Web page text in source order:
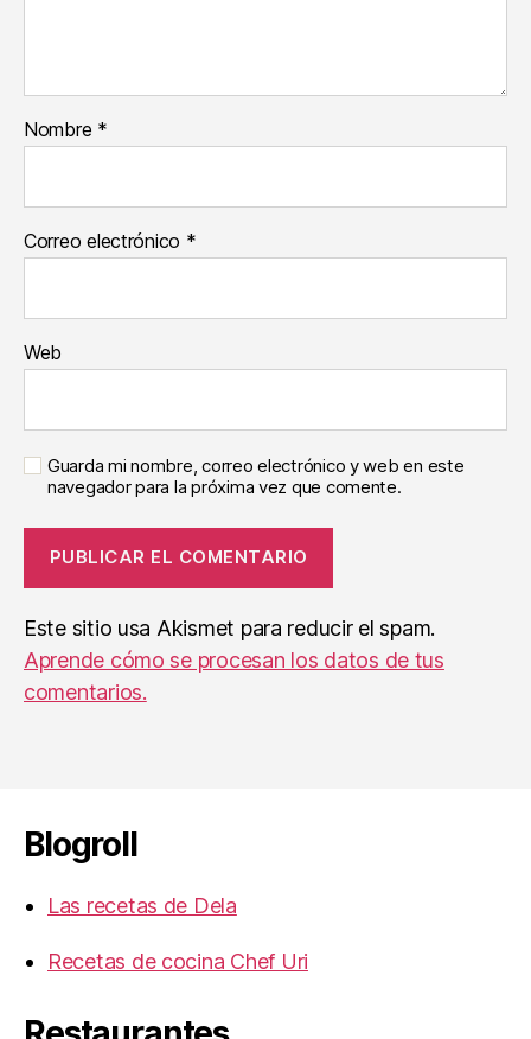
Nombre *
Correo electrónico *
Web
Guarda mi nombre, correo electrónico y web en este
navegador para la próxima vez que comente.
Este sitio usa Akismet para reducir el spam.
Aprende cómo se procesan los datos de tus
comentarios.
Blogroll
Las recetas de Dela
Recetas de cocina Chef Uri